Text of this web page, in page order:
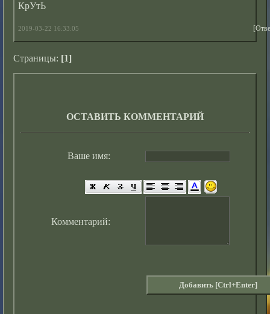
КрУтЬ
2019-03-22 16:33:05
Страницы: [1]
ОСТАВИТЬ КОММЕНТАРИЙ
Ваше имя:
Комментарий: